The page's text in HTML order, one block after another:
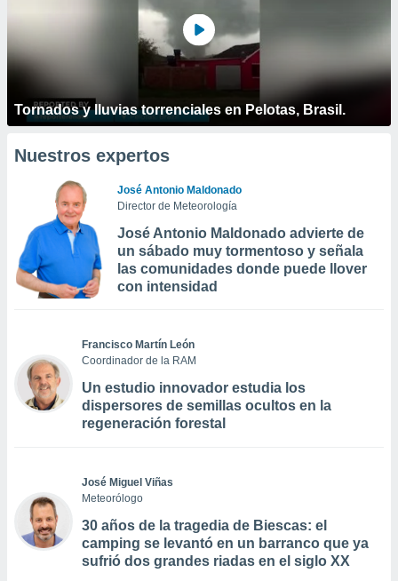
Tornados y lluvias torrenciales en Pelotas, Brasil.
Nuestros expertos
José Antonio Maldonado
Director de Meteorología
José Antonio Maldonado advierte de
un sábado muy tormentoso y señala
las comunidades donde puede llover
con intensidad
Francisco Martín León
Coordinador de la RAM
Un estudio innovador estudia los
dispersores de semillas ocultos en la
regeneración forestal
José Miguel Viñas
Meteorólogo
30 años de la tragedia de Biescas: el
camping se levantó en un barranco que ya
sufrió dos grandes riadas en el siglo XX